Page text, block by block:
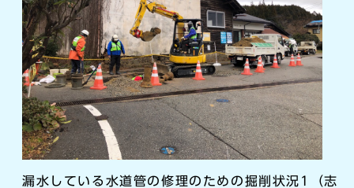
漏水している水道管の修理のための掘削状況1（志